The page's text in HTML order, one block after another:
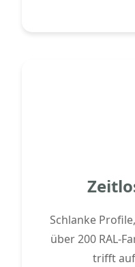
Schlanke
über 200 RAL-
trifft